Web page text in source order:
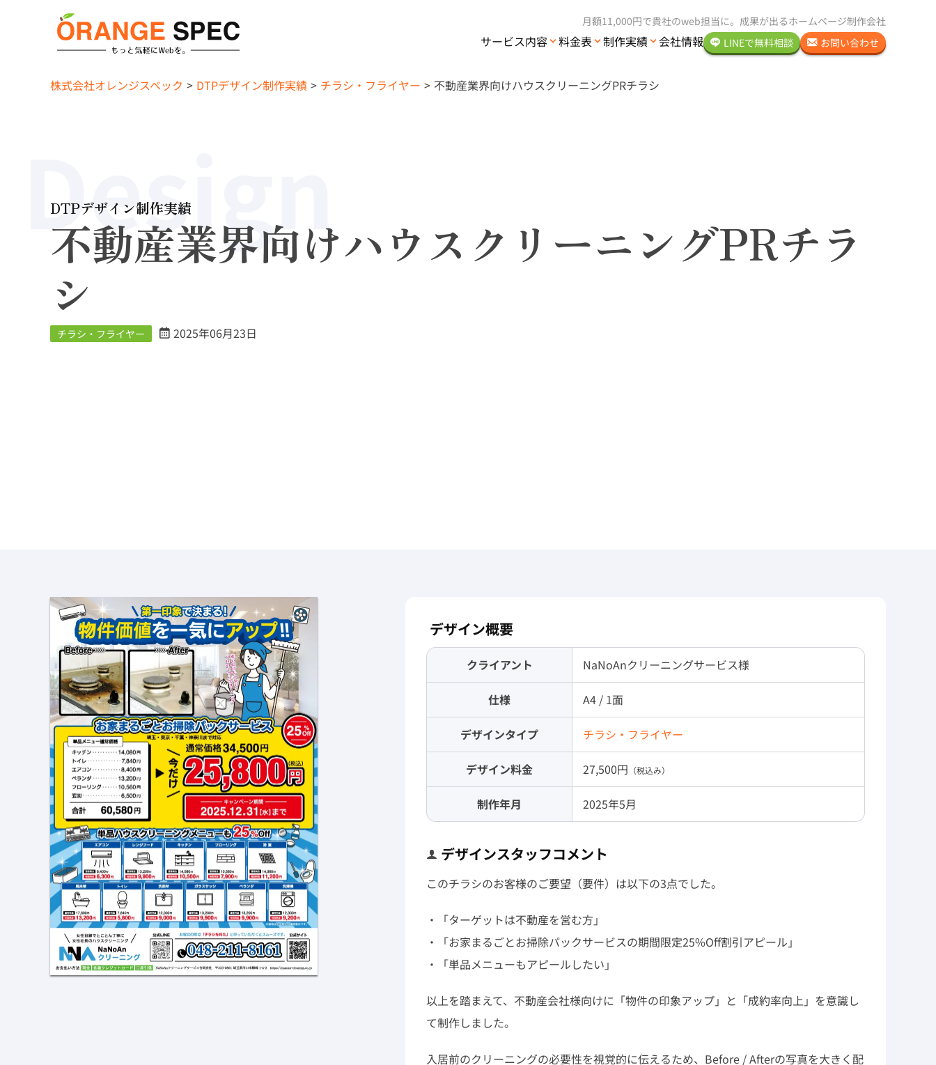
月額11,000円で貴社のweb担当に。 成果が出るホームページ制作会社
サービス内容 料金表 制作実績 会社情報 LINEで無料相談 お問い合わせ
株式会社オレンジスペック DTPデザイン制作実績 チラシ・フライヤー 不動産業界向けハウスクリーニングPRチラシ
DTPデザイン制作実績
不動産業界向けハウスクリーニングPRチラ
シ
Design
チラシ・フライヤー 2025年06月23日
デザイン概要
クライアント NaNoAnクリーニングサービス様
仕様 A4 / 1面
デザインタイプ チラシ・フライヤー
デザイン料金 27,500円 （税込み）
制作年月 2025年5月
デザインスタッフコメント
このチラシのお客様のご要望（要件）は以下の3点でした。
・「ターゲットは不動産を営む方」
・「お家まるごとお掃除パックサービスの期間限定25%Off割引アピール」
・「単品メニューもアピールしたい」
以上を踏まえて、不動産会社様向けに「物件の印象アップ」と「成約率向上」を意識し
て制作しました。
入居前のクリーニングの必要性を視覚的に伝えるため、Before / Afterの写真を大きく配